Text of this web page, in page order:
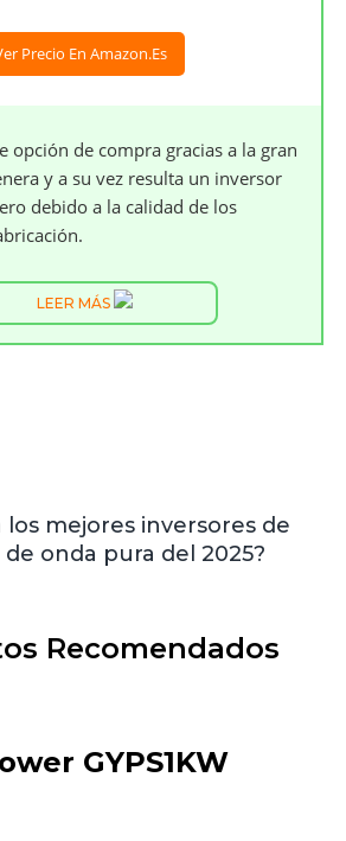
Precio En Amazon.es
opción de compra gracias a la gran
y a su vez resulta un inversor
debido a la calidad de los
LEER MÁS
los mejores inversores de
onda pura del 2025?
Recomendados
GYPS1KW